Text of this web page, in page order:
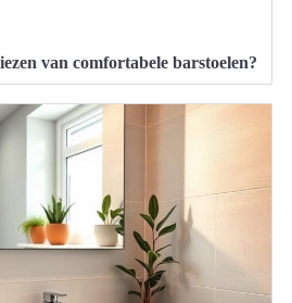
van comfortabele barstoelen?